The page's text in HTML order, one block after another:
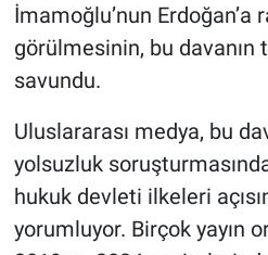
İmamoğlu’nun Erdoğan’a
görülmesinin, bu davanın
savundu.
Uluslararası medya, bu
yolsuzluk
hukuk devleti ilkeleri
yorumluyor. Birçok yayın